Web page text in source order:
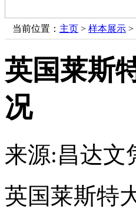
当前位置： 主页 > 样本展示 >
英国莱斯
况
来源:昌达文
英国莱斯特